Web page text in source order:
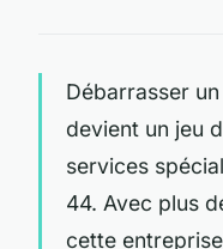
Débarrasser
devient un jeu
services
44. Avec plus
cette